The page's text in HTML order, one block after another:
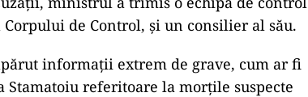
de Control, și un consilier al său.
informații extrem de grave, cum ar fi
Stamatoiu referitoare la morțile suspecte